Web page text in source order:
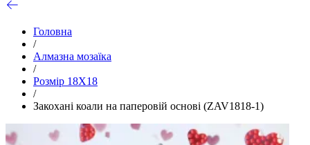
Головна
/
Алмазна мозаїка
/
Розмір 18Х18
/
Закохані коали на паперовій основі (ZAV1818-1)